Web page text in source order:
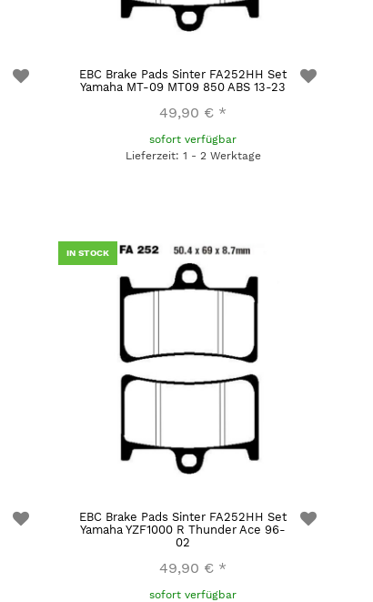
EBC Brake Pads Sinter FA252HH Set
Yamaha MT-09 MT09 850 ABS 13-23
49,90 € *
sofort verfügbar
Lieferzeit: 1 - 2 Werktage
IN STOCK
EBC Brake Pads Sinter FA252HH Set
Yamaha YZF1000 R Thunder Ace 96-
02
49,90 € *
sofort verfügbar